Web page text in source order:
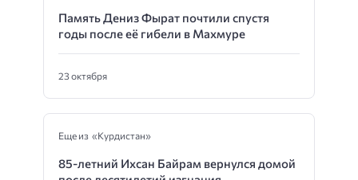
Память Дениз Фырат почтили спустя
годы после её гибели в Махмуре
23 октября
Еще из «Курдистан»
85-летний Ихсан Байрам вернулся домой